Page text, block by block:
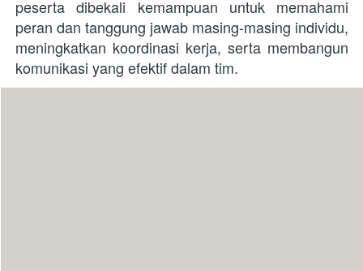
peserta dibekali kemampuan untuk memahami
peran dan tanggung jawab masing-masing individu,
meningkatkan koordinasi kerja, serta membangun
komunikasi yang efektif dalam tim.